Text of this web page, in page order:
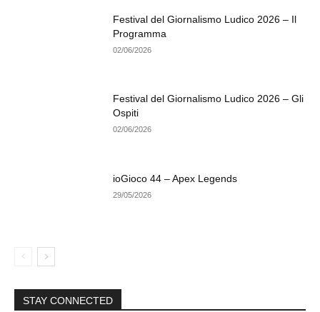
Festival del Giornalismo Ludico 2026 – Il
Programma
02/06/2026
Festival del Giornalismo Ludico 2026 – Gli
Ospiti
02/06/2026
ioGioco 44 – Apex Legends
29/05/2026
STAY CONNECTED